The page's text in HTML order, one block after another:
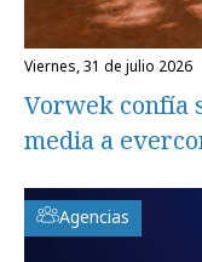
viernes, 31 de julio 2026
Vorwek confía
media a
Agencias